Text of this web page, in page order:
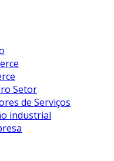
Setor
de Serviços
industrial